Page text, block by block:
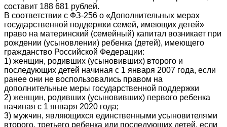
составит 188 681 рублей.
В соответствии с ФЗ-256 о «Дополнительных мерах
государственной поддержки семей, имеющих детей»
право на материнский (семейный) капитал возникает при
рождении (усыновлении) ребенка (детей), имеющего
гражданство Российской Федерации:
1) женщин, родивших (усыновивших) второго и
последующих детей начиная с 1 января 2007 года, если
ранее они не воспользовались правом на
дополнительные меры государственной поддержки
2) женщин, родивших (усыновивших) первого ребенка
начиная с 1 января 2020 года;
3) мужчин, являющихся единственными усыновителями
второго, третьего ребенка или последующих детей, если